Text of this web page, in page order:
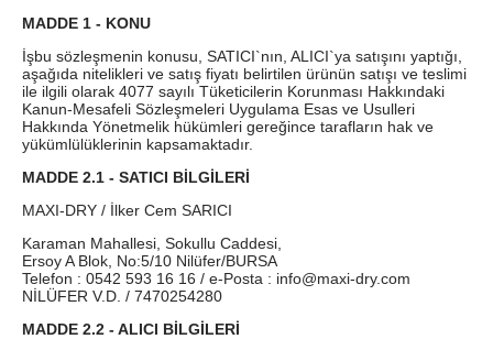
MADDE 1 - KONU
İşbu sözleşmenin konusu, SATICI`nın, ALICI`ya satışını yaptığı,
aşağıda nitelikleri ve satış fiyatı belirtilen ürünün satışı ve teslimi
ile ilgili olarak 4077 sayılı Tüketicilerin Korunması Hakkındaki
Kanun-Mesafeli Sözleşmeleri Uygulama Esas ve Usulleri
Hakkında Yönetmelik hükümleri gereğince tarafların hak ve
yükümlülüklerinin kapsamaktadır.
MADDE 2.1 - SATICI BİLGİLERİ
MAXI-DRY / İlker Cem SARICI
Karaman Mahallesi, Sokullu Caddesi,
Ersoy A Blok, No:5/10 Nilüfer/BURSA
Telefon : 0542 593 16 16 / e-Posta : info@maxi-dry.com
NİLÜFER V.D. / 7470254280
MADDE 2.2 - ALICI BİLGİLERİ